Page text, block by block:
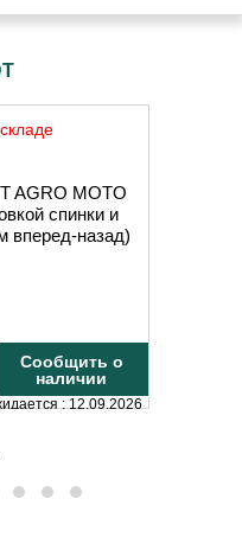
AGRO MOTO
спинки и
вперед-назад)
Сообщить о
наличии
: 12.09.2026